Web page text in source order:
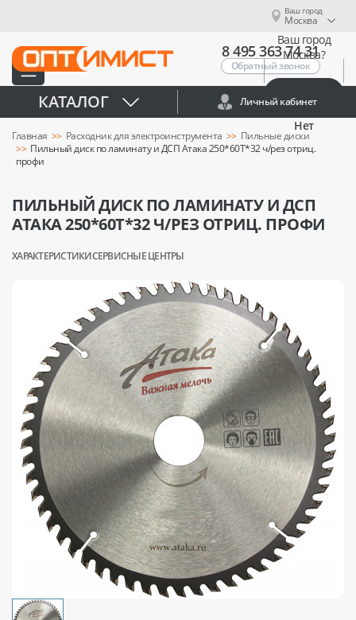
Ваш город
Москва
Ваш город
Москва?
Нет
8 495 363 74 31
Обратный звонок
КАТАЛОГ Личный кабинет
Главная Расходник для электроинструмента
Пильные диски
Пильный диск по ламинату и ДСП Атака 250*60T*32 ч/рез отриц.
профи
ПИЛЬНЫЙ ДИСК ПО ЛАМИНАТУ И ДСП
АТАКА 250*60T*32 Ч/РЕЗ ОТРИЦ. ПРОФИ
ХАРАКТЕРИСТИКИСЕРВИСНЫЕ ЦЕНТРЫ